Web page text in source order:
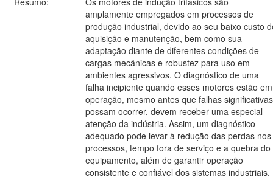
amplamente empregados em processos de
produção industrial, devido ao seu baixo custo
aquisição e manutenção, bem como sua
adaptação diante de diferentes condições de
cargas mecânicas e robustez para uso em
ambientes agressivos. O diagnóstico de uma
falha incipiente quando esses motores estão em
operação, mesmo antes que falhas significativas
possam ocorrer, devem receber uma especial
atenção da indústria. Assim, um diagnóstico
adequado pode levar à redução das perdas nos
processos, tempo fora de serviço e a quebra do
equipamento, além de garantir operação
consistente e confiável dos sistemas industriais.